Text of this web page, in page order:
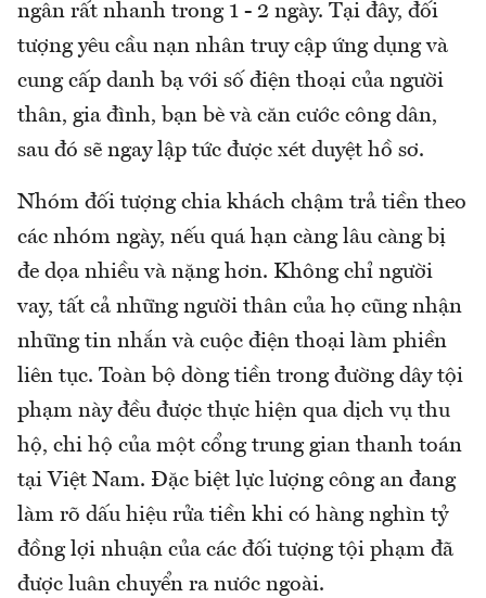
ngân rất nhanh trong 1 - 2 ngày. Tại đây, đối
tượng yêu cầu nạn nhân truy cập ứng dụng và
cung cấp danh bạ với số điện thoại của người
thân, gia đình, bạn bè và căn cước công dân,
sau đó sẽ ngay lập tức được xét duyệt hồ sơ.
Nhóm đối tượng chia khách chậm trả tiền theo
các nhóm ngày, nếu quá hạn càng lâu càng bị
đe dọa nhiều và nặng hơn. Không chỉ người
vay, tất cả những người thân của họ cũng nhận
những tin nhắn và cuộc điện thoại làm phiền
liên tục. Toàn bộ dòng tiền trong đường dây tội
phạm này đều được thực hiện qua dịch vụ thu
hộ, chi hộ của một cổng trung gian thanh toán
tại Việt Nam. Đặc biệt lực lượng công an đang
làm rõ dấu hiệu rửa tiền khi có hàng nghìn tỷ
đồng lợi nhuận của các đối tượng tội phạm đã
được luân chuyển ra nước ngoài.